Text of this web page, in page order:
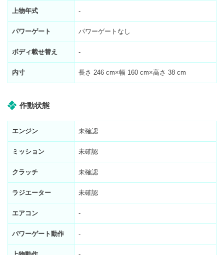
上物年式 -
パワーゲート パワーゲートなし
ボディ載せ替え -
内寸 長さ 246 cm×幅 160 cm×高さ 38 cm
作動状態
エンジン 未確認
ミッション 未確認
クラッチ 未確認
ラジエーター 未確認
エアコン -
パワーゲート動作 -